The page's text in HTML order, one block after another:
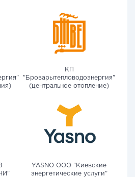
КП
"Броварытепловодоэнергия"
(центральное отопление)
YASNO OOO "Киевские
энергетические услуги"